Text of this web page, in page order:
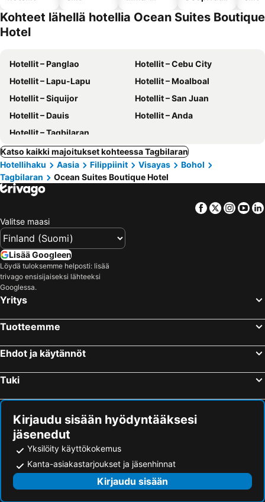
Kohteet lähellä hotellia Ocean Suites Boutique
Hotel
Hotellit – Panglao
Hotellit – Cebu City
Hotellit – Lapu-Lapu
Hotellit – Moalboal
Hotellit – Siquijor
Hotellit – San Juan
Hotellit – Dauis
Hotellit – Anda
Hotellit – Tagbilaran
Katso kaikki majoitukset kohteessa Tagbilaran
Hotellihaku
Aasia Filippiinit Visayas
Bohol
Tagbilaran
Ocean Suites Boutique Hotel
Facebook
Twitter
Valitse maasi
Lisää Googleen
Löydä tuloksemme helposti: lisää
trivago ensisijaiseksi lähteeksi
Googlessa.
Yritys
Tuotteemme
Ehdot ja käytännöt
Tuki
Kirjaudu sisään hyödyntääksesi
jäsenedut
Yksilöity käyttökokemus
Kanta-asiakastarjoukset ja jäsenhinnat
Kirjaudu sisään